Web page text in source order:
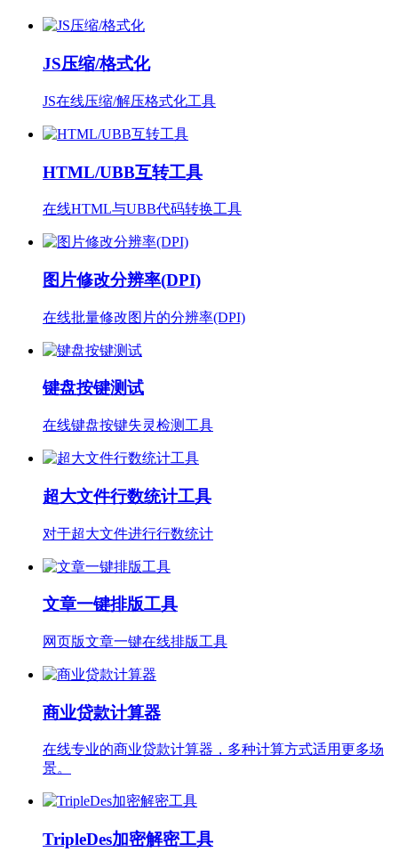
JS压缩/格式化
JS在线压缩/解压格式化工具
HTML/UBB互转工具
在线HTML与UBB代码转换工具
图片修改分辨率(DPI)
在线批量修改图片的分辨率(DPI)
键盘按键测试
在线键盘按键失灵检测工具
超大文件行数统计工具
对于超大文件进行行数统计
文章一键排版工具
网页版文章一键在线排版工具
商业贷款计算器
在线专业的商业贷款计算器，多种计算方式适用更多场
景。
TripleDes加密解密工具